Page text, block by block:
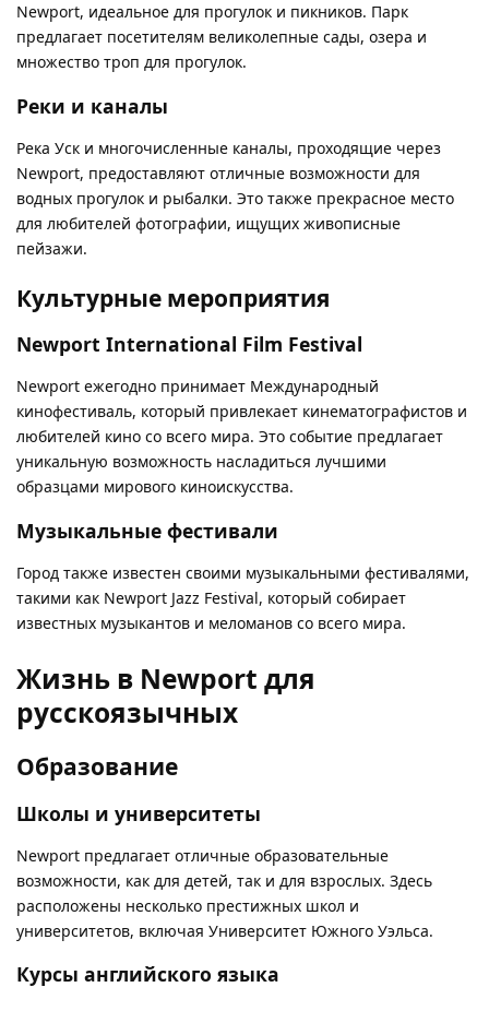
Newport, идеальное для прогулок и пикников. Парк
предлагает посетителям великолепные сады, озера и
множество троп для прогулок.
Реки и каналы
Река Уск и многочисленные каналы, проходящие через
Newport, предоставляют отличные возможности для
водных прогулок и рыбалки. Это также прекрасное место
для любителей фотографии, ищущих живописные
пейзажи.
Культурные мероприятия
Newport International Film Festival
Newport ежегодно принимает Международный
кинофестиваль, который привлекает кинематографистов и
любителей кино со всего мира. Это событие предлагает
уникальную возможность насладиться лучшими
образцами мирового киноискусства.
Музыкальные фестивали
Город также известен своими музыкальными фестивалями,
такими как Newport Jazz Festival, который собирает
известных музыкантов и меломанов со всего мира.
Жизнь в Newport для
русскоязычных
Образование
Школы и университеты
Newport предлагает отличные образовательные
возможности, как для детей, так и для взрослых. Здесь
расположены несколько престижных школ и
университетов, включая Университет Южного Уэльса.
Курсы английского языка